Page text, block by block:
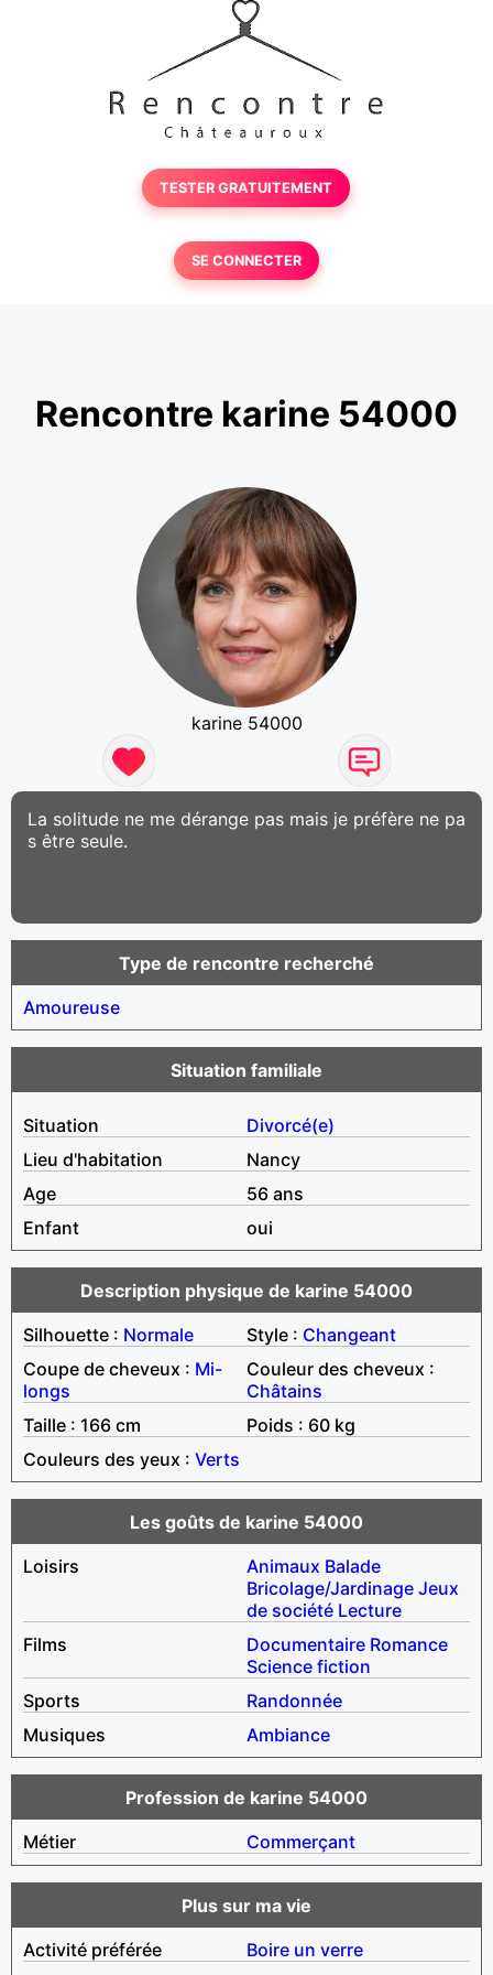
TESTER GRATUITEMENT
SE CONNECTER
Rencontre karine 54000
karine 54000
La solitude ne me dérange pas mais je préfère ne pa
s être seule.
Type de rencontre recherché
Amoureuse
Situation familiale
Situation
Divorcé(e)
Lieu d'habitation
Nancy
Age
56 ans
Enfant
oui
Description physique de karine 54000
Silhouette : Normale Style : Changeant
Coupe de cheveux : Mi-
longs
Couleur des cheveux :
Châtains
Taille : 166 cm
Poids : 60 kg
Couleurs des yeux : Verts
Les goûts de karine 54000
Loisirs
Animaux Balade
Bricolage/Jardinage Jeux
de société Lecture
Films
Documentaire Romance
Science fiction
Sports
Randonnée
Musiques
Ambiance
Profession de karine 54000
Métier
Commerçant
Plus sur ma vie
Activité préférée
Boire un verre